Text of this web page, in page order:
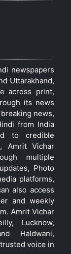
newspapers
Uttarakhand,
across print,
its news
news,
from India
to credible
Amrit Vichar
multiple
Photo
platforms,
also access
and weekly
Amrit Vichar
Lucknow,
Haldwani,
voice in